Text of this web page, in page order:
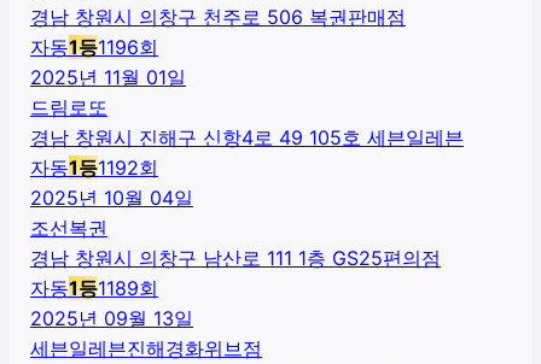
경남 창원시 의창구 천주로 506 복권판매점
자동1등1196회
2025년 11월 01일
드림로또
경남 창원시 진해구 신항4로 49 105호 세븐일레븐
자동1등1192회
2025년 10월 04일
조선복권
경남 창원시 의창구 남산로 111 1층 GS25편의점
자동1등1189회
2025년 09월 13일
세븐일레븐진해경화위브점